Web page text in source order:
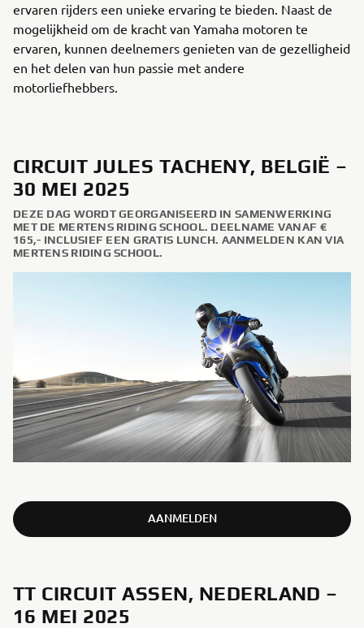
ervaren rijders een unieke ervaring te bieden. Naast de
mogelijkheid om de kracht van Yamaha motoren te
ervaren, kunnen deelnemers genieten van de gezelligheid
en het delen van hun passie met andere
motorliefhebbers.
CIRCUIT JULES TACHENY, BELGIË –
30 MEI 2025
DEZE DAG WORDT GEORGANISEERD IN SAMENWERKING
MET DE MERTENS RIDING SCHOOL. DEELNAME VANAF €
165,- INCLUSIEF EEN GRATIS LUNCH. AANMELDEN KAN VIA
MERTENS RIDING SCHOOL.
AANMELDEN
TT CIRCUIT ASSEN, NEDERLAND –
16 MEI 2025